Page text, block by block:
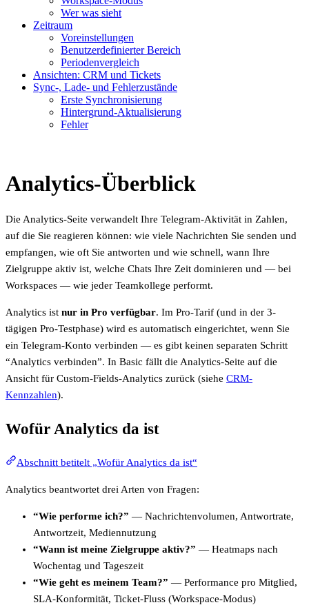
Wer was sieht
Zeitraum
Voreinstellungen
Benutzerdefinierter Bereich
Periodenvergleich
Ansichten: CRM und Tickets
Sync-, Lade- und Fehlerzustände
Erste Synchronisierung
Hintergrund-Aktualisierung
Fehler
Analytics-Überblick
Die Analytics-Seite verwandelt Ihre Telegram-Aktivität in Zahlen,
auf die Sie reagieren können: wie viele Nachrichten Sie senden und
empfangen, wie oft Sie antworten und wie schnell, wann Ihre
Zielgruppe aktiv ist, welche Chats Ihre Zeit dominieren und — bei
Workspaces — wie jeder Teamkollege performt.
Analytics ist nur in Pro verfügbar. Im Pro-Tarif (und in der 3-
tägigen Pro-Testphase) wird es automatisch eingerichtet, wenn Sie
ein Telegram-Konto verbinden — es gibt keinen separaten Schritt
“Analytics verbinden”. In Basic fällt die Analytics-Seite auf die
Ansicht für Custom-Fields-Analytics zurück (siehe CRM-
Kennzahlen).
Wofür Analytics da ist
Abschnitt betitelt „Wofür Analytics da ist“
Analytics beantwortet drei Arten von Fragen:
“Wie performe ich?” — Nachrichtenvolumen, Antwortrate,
Antwortzeit, Mediennutzung
“Wann ist meine Zielgruppe aktiv?” — Heatmaps nach
Wochentag und Tageszeit
“Wie geht es meinem Team?” — Performance pro Mitglied,
SLA-Konformität, Ticket-Fluss (Workspace-Modus)